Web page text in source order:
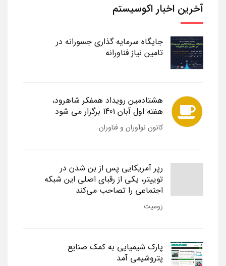
آخرین اخبار اکوسیستم
جایگاه سرمایه گذاری جسورانه در
تامین نیاز فناورانه
هشتادمین رویداد همفکر شاهرود،
هفته اول آبان 1401 برگزار می شود
کانون نوآوران و فناوران
رپر آمریکایی پس از بن شدن در
توییتر، یکی از رقبای اصلی این شبکه
اجتماعی را تصاحب می‌کند
زومیت
پارک شیمیایی به کمک صنایع
پتروشیمی آمد